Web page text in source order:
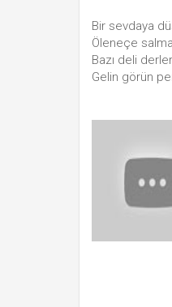
Bir sevdaya
Öleneçe
Bazı deli
Gelin görün